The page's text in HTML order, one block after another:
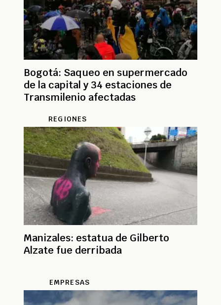
Bogotá: Saqueo en supermercado
de la capital y 34 estaciones de
Transmilenio afectadas
REGIONES
Manizales: estatua de Gilberto
Alzate fue derribada
EMPRESAS